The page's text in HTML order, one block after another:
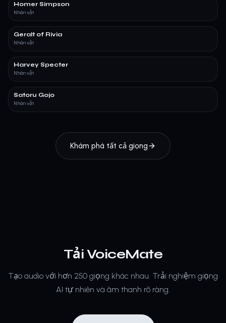
Homer Simpson
Nhân vật
Geralt of Rivia
Nhân vật
Harvey Specter
Nhân vật
Satoru Gojo
Nhân vật
Khám phá tất cả giọng
Tải VoiceMate
Tạo audio với hơn 250 giọng khác nhau. Trải nghiệm giọng
AI tự nhiên và âm thanh rõ ràng.